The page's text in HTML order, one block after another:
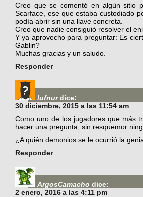
Creo que se comentó en algún sitio
Scarface, ese que estaba custodiado
podía abrir sin una llave concreta.
Creo que nadie consiguió resolver el
Y ya aprovecho para preguntar: Es
Gablin?
Muchas gracias y un saludo.
Responder
lufnur dice:
30 diciembre, 2015 a las 11:54 am
Como uno de los jugadores que más
hacer una pregunta, sin resquemor
¿A quién demonios se le ocurrió la
Responder
ArgosCamacho dice:
2 enero, 2016 a las 4:11 pm